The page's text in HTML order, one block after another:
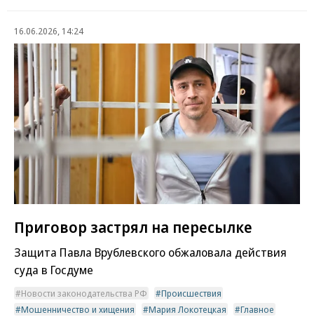
16.06.2026, 14:24
Приговор застрял на пересылке
Защита Павла Врублевского обжаловала действия
суда в Госдуме
Новости законодательства РФ
Происшествия
Мошенничество и хищения
Мария Локотецкая
Главное